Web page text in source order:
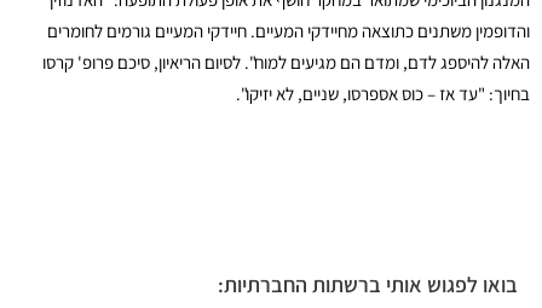
והדופמין משתנים כתוצאה מחיידקי המעיים. חיידקי המעיים גורמים לחומרים
האלה להיספג לדם, ומדם הם מגיעים למוח". לסיום הריאיון, סיכם פרופ' קרסו
בחיוך: "עד אז – כוס אספרסו, שניים, לא יזיקו".
בואו לפגוש אותי ברשתות החברתיות: